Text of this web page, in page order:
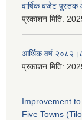
वार्षिक बजेट
प्रकाशन मिति:
आर्थिक वर्ष
प्रकाशन मिति:
Improvement
Five Towns